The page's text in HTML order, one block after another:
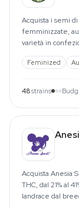
Acquista i semi
femminizzate,
varietà in
Feminized
48strains
Acquista Anesia
THC, dal 21% al
landrace dal